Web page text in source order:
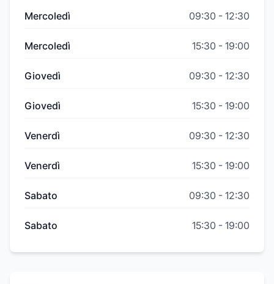
Mercoledì 09:30 - 12:30
Mercoledì 15:30 - 19:00
Giovedì 09:30 - 12:30
Giovedì 15:30 - 19:00
Venerdì 09:30 - 12:30
Venerdì 15:30 - 19:00
Sabato 09:30 - 12:30
Sabato 15:30 - 19:00